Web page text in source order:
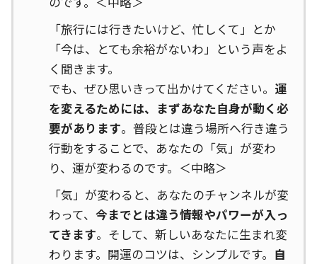
「旅行には行きたいけど、忙しくて」とか
「今は、とても余裕がないわ」という声をよ
く聞きます。
でも、ぜひ思いきって出かけてください。 運
を変えるためには、まずあなた自身が動く必
要があります。普段とは違う場所へ行き違う
行動をすることで、あなたの「気」が変わ
り、運が変わるのです。＜中略＞
「気」が変わると、あなたのチャンネルが変
わって、 今までとは違う情報やパワーが入っ
てきます。そして、新しいあなたに生まれ変
わります。開運のコツは、シンプルです。 自